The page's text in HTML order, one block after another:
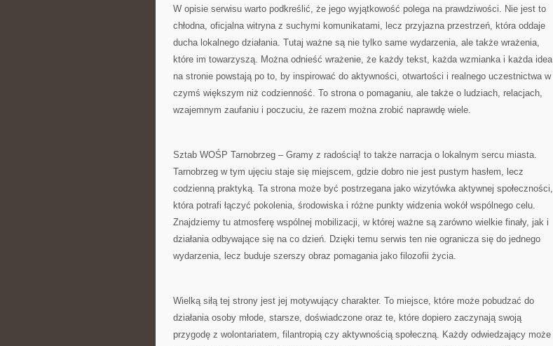
W opisie serwisu warto podkreślić, że jego wyjątkowość polega na prawdziwości. Nie jest to
chłodna, oficjalna witryna z suchymi komunikatami, lecz przyjazna przestrzeń, która oddaje
ducha lokalnego działania. Tutaj ważne są nie tylko same wydarzenia, ale także wrażenia,
które im towarzyszą. Można odnieść wrażenie, że każdy tekst, każda wzmianka i każda idea
na stronie powstają po to, by inspirować do aktywności, otwartości i realnego uczestnictwa w
czymś większym niż codzienność. To strona o pomaganiu, ale także o ludziach, relacjach,
wzajemnym zaufaniu i poczuciu, że razem można zrobić naprawdę wiele.
Sztab WOŚP Tarnobrzeg – Gramy z radością! to także narracja o lokalnym sercu miasta.
Tarnobrzeg w tym ujęciu staje się miejscem, gdzie dobro nie jest pustym hasłem, lecz
codzienną praktyką. Ta strona może być postrzegana jako wizytówka aktywnej społeczności,
która potrafi łączyć pokolenia, środowiska i różne punkty widzenia wokół wspólnego celu.
Znajdziemy tu atmosferę wspólnej mobilizacji, w której ważne są zarówno wielkie finały, jak i
działania odbywające się na co dzień. Dzięki temu serwis ten nie ogranicza się do jednego
wydarzenia, lecz buduje szerszy obraz pomagania jako filozofii życia.
Wielką siłą tej strony jest jej motywujący charakter. To miejsce, które może pobudzać do
działania osoby młode, starsze, doświadczone oraz te, które dopiero zaczynają swoją
przygodę z wolontariatem, filantropią czy aktywnością społeczną. Każdy odwiedzający może